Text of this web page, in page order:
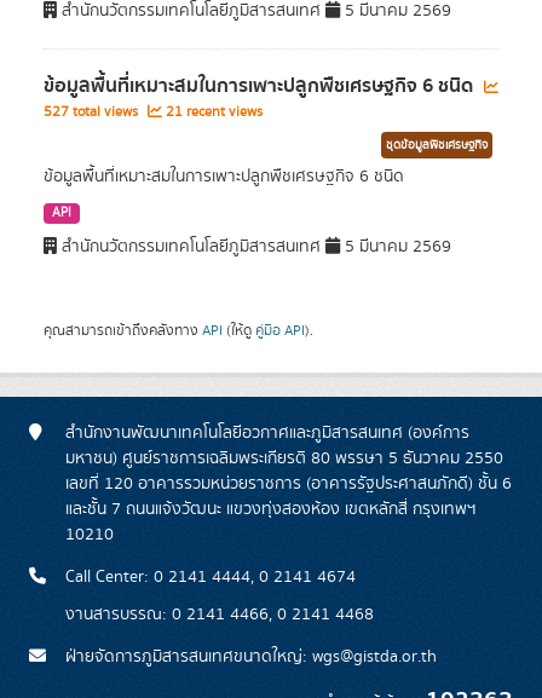
สำนักนวัตกรรมเทคโนโลยีภูมิสารสนเทศ 5 มีนาคม 2569
ข้อมูลพื้นที่เหมาะสมในการเพาะปลูกพืชเศรษฐกิจ 6 ชนิด
527 total views 21 recent views
ชุดข้อมูลพืชเศรษฐกิจ
ข้อมูลพื้นที่เหมาะสมในการเพาะปลูกพืชเศรษฐกิจ 6 ชนิด
API
สำนักนวัตกรรมเทคโนโลยีภูมิสารสนเทศ 5 มีนาคม 2569
คุณสามารถเข้าถึงคลังทาง API (ให้ดู คู่มือ API).
สำนักงานพัฒนาเทคโนโลยีอวกาศและภูมิสารสนเทศ (องค์การ
มหาชน) ศูนย์ราชการเฉลิมพระเกียรติ 80 พรรษา 5 ธันวาคม 2550
เลขที่ 120 อาคารรวมหน่วยราชการ (อาคารรัฐประศาสนภักดี) ชั้น 6
และชั้น 7 ถนนแจ้งวัฒนะ แขวงทุ่งสองห้อง เขตหลักสี่ กรุงเทพฯ
10210
Call Center: 0 2141 4444, 0 2141 4674
งานสารบรรณ: 0 2141 4466, 0 2141 4468
ฝ่ายจัดการภูมิสารสนเทศขนาดใหญ่: wgs@gistda.or.th